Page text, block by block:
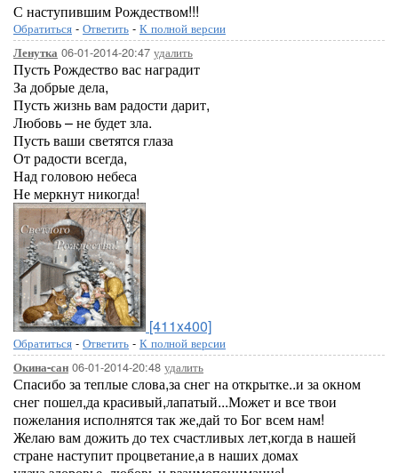
С наступившим Рождеством!!!
Обратиться - Ответить - К полной версии
Ленутка 06-01-2014-20:47 удалить
Пусть Рождество вас наградит
За добрые дела,
Пусть жизнь вам радости дарит,
Любовь – не будет зла.
Пусть ваши светятся глаза
От радости всегда,
Над головою небеса
Не меркнут никогда!
[411x400]
Обратиться - Ответить - К полной версии
Окина-сан 06-01-2014-20:48 удалить
Спасибо за теплые слова,за снег на открытке..и за окном
снег пошел,да красивый,лапатый...Может и все твои
пожелания исполнятся так же,дай то Бог всем нам!
Желаю вам дожить до тех счастливых лет,когда в нашей
стране наступит процветание,а в наших домах